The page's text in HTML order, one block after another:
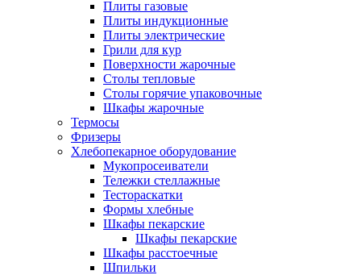
Плиты газовые
Плиты индукционные
Плиты электрические
Грили для кур
Поверхности жарочные
Столы тепловые
Столы горячие упаковочные
Шкафы жарочные
Термосы
Фризеры
Хлебопекарное оборудование
Мукопросеиватели
Тележки стеллажные
Тестораскатки
Формы хлебные
Шкафы пекарские
Шкафы пекарские
Шкафы расстоечные
Шпильки